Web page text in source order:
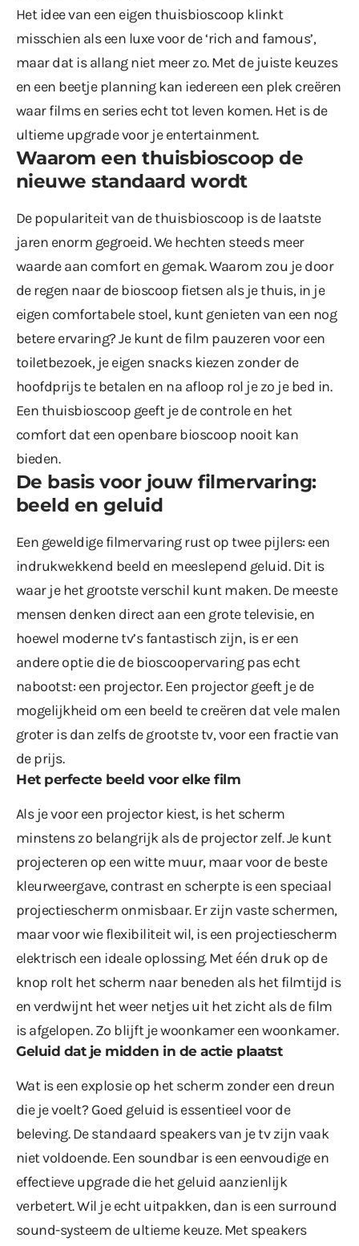
Het idee van een eigen thuisbioscoop klinkt
misschien als een luxe voor de ‘rich and famous’,
maar dat is allang niet meer zo. Met de juiste keuzes
en een beetje planning kan iedereen een plek creëren
waar films en series echt tot leven komen. Het is de
ultieme upgrade voor je entertainment.
Waarom een thuisbioscoop de
nieuwe standaard wordt
De populariteit van de thuisbioscoop is de laatste
jaren enorm gegroeid. We hechten steeds meer
waarde aan comfort en gemak. Waarom zou je door
de regen naar de bioscoop fietsen als je thuis, in je
eigen comfortabele stoel, kunt genieten van een nog
betere ervaring? Je kunt de film pauzeren voor een
toiletbezoek, je eigen snacks kiezen zonder de
hoofdprijs te betalen en na afloop rol je zo je bed in.
Een thuisbioscoop geeft je de controle en het
comfort dat een openbare bioscoop nooit kan
bieden.
De basis voor jouw filmervaring:
beeld en geluid
Een geweldige filmervaring rust op twee pijlers: een
indrukwekkend beeld en meeslepend geluid. Dit is
waar je het grootste verschil kunt maken. De meeste
mensen denken direct aan een grote televisie, en
hoewel moderne tv’s fantastisch zijn, is er een
andere optie die de bioscoopervaring pas echt
nabootst: een projector. Een projector geeft je de
mogelijkheid om een beeld te creëren dat vele malen
groter is dan zelfs de grootste tv, voor een fractie van
de prijs.
Het perfecte beeld voor elke film
Als je voor een projector kiest, is het scherm
minstens zo belangrijk als de projector zelf. Je kunt
projecteren op een witte muur, maar voor de beste
kleurweergave, contrast en scherpte is een speciaal
projectiescherm onmisbaar. Er zijn vaste schermen,
maar voor wie flexibiliteit wil, is een projectiescherm
elektrisch een ideale oplossing. Met één druk op de
knop rolt het scherm naar beneden als het filmtijd is
en verdwijnt het weer netjes uit het zicht als de film
is afgelopen. Zo blijft je woonkamer een woonkamer.
Geluid dat je midden in de actie plaatst
Wat is een explosie op het scherm zonder een dreun
die je voelt? Goed geluid is essentieel voor de
beleving. De standaard speakers van je tv zijn vaak
niet voldoende. Een soundbar is een eenvoudige en
effectieve upgrade die het geluid aanzienlijk
verbetert. Wil je echt uitpakken, dan is een surround
sound-systeem de ultieme keuze. Met speakers